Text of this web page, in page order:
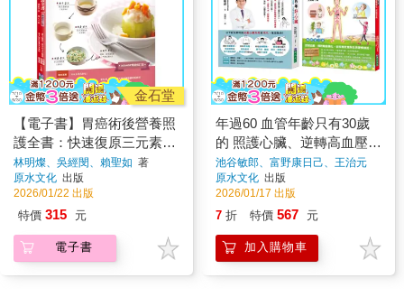
金石堂
【電子書】胃癌術後營養照
護全書：快速復原三元素－
營養促進‧微創手術‧身心平
衡
林明燦、吳經閔、賴聖如 著
原水文化 出版
2026/01/22 出版
特價 315 元
電子書
年過60 血管年齡只有30歲
的 照護心臟、逆轉高血壓、
心血管疾病套書(共2本)：耐
用百年好心臟+全彩圖解高
血壓&動脈硬化保健事典
池谷敏郎、富野康日己、王治元
著
原水文化 出版
2026/01/17 出版
7 折 特價 567 元
加入購物車